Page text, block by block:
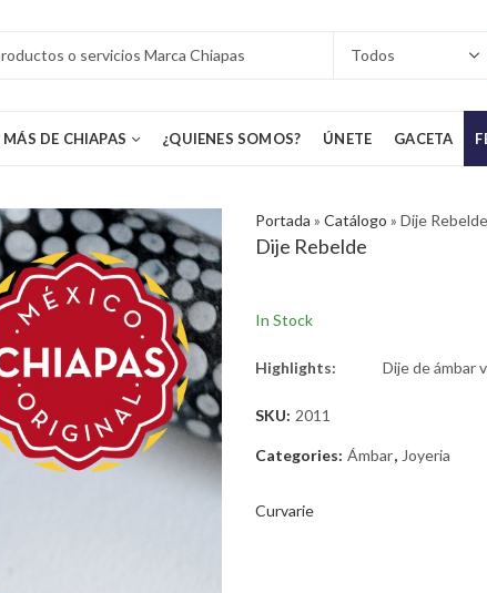
MÁS DE CHIAPAS ¿QUIENES SOMOS? ÚNETE GACETA
Portada » Catálogo » Dije Rebelde
Dije Rebelde
In Stock
Highlights: Dije de ámbar
SKU: 2011
Categories: Ámbar, Joyeria
Curvarie